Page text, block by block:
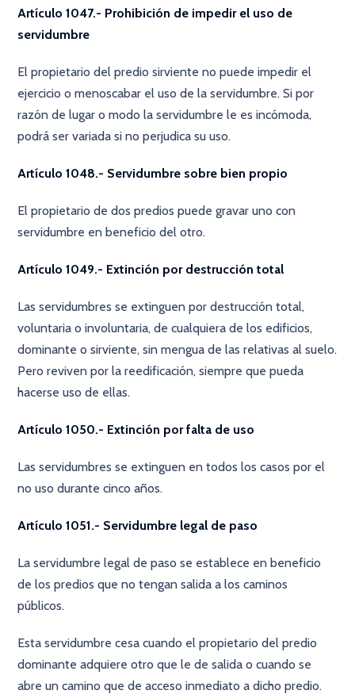
Artículo 1047.- Prohibición de impedir el uso de
servidumbre
El propietario del predio sirviente no puede impedir el
ejercicio o menoscabar el uso de la servidumbre. Si por
razón de lugar o modo la servidumbre le es incómoda,
podrá ser variada si no perjudica su uso.
Artículo 1048.- Servidumbre sobre bien propio
El propietario de dos predios puede gravar uno con
servidumbre en beneficio del otro.
Artículo 1049.- Extinción por destrucción total
Las servidumbres se extinguen por destrucción total,
voluntaria o involuntaria, de cualquiera de los edificios,
dominante o sirviente, sin mengua de las relativas al suelo.
Pero reviven por la reedificación, siempre que pueda
hacerse uso de ellas.
Artículo 1050.- Extinción por falta de uso
Las servidumbres se extinguen en todos los casos por el
no uso durante cinco años.
Artículo 1051.- Servidumbre legal de paso
La servidumbre legal de paso se establece en beneficio
de los predios que no tengan salida a los caminos
públicos.
Esta servidumbre cesa cuando el propietario del predio
dominante adquiere otro que le de salida o cuando se
abre un camino que de acceso inmediato a dicho predio.